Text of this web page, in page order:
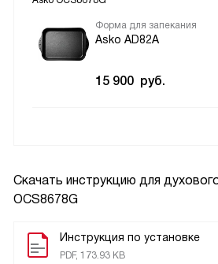
Скачать инструкцию для
OCS8678G
Инструкция по установке
PDF, 173.93 KB
Форма для запекания
Asko AD82A
15 900 руб.